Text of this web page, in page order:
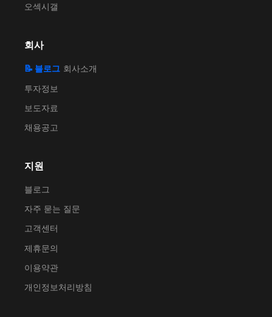
오섹시갤
회사
📝 블로그 회사소개
투자정보
보도자료
채용공고
지원
블로그
자주 묻는 질문
고객센터
제휴문의
이용약관
개인정보처리방침